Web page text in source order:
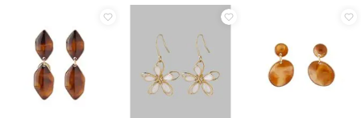
¥888ｸｰﾎﾟﾝ
アネモネ
ミル打ちフレーム天然石
ピアス[K10]
¥9,790
アネモネ
ビジュー×シェルフラワ
ーピアス
2,640 再入荷
ダイヤピアス[K10]
8,085